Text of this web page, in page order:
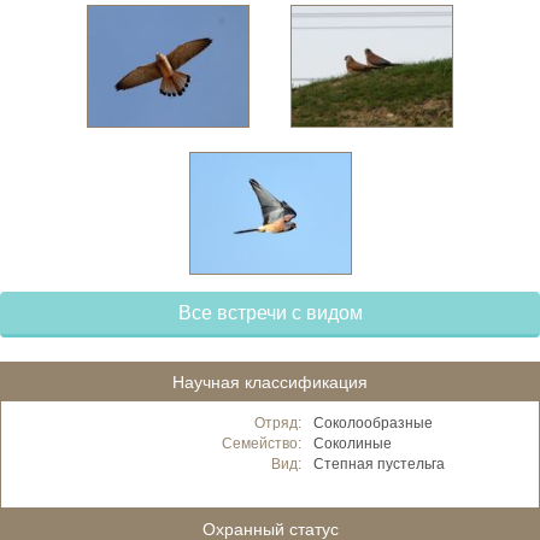
Все встречи с видом
Научная классификация
Отряд:
Соколообразные
Семейство:
Соколиные
Вид:
Степная пустельга
Охранный статус